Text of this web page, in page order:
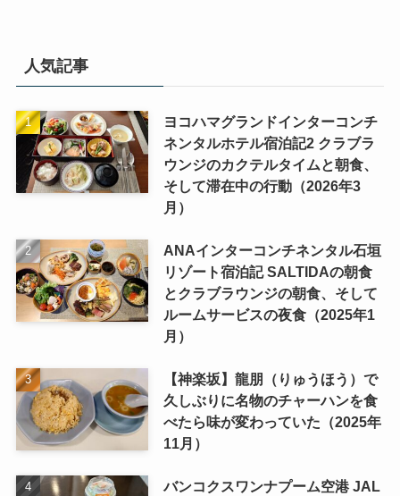
人気記事
ヨコハマグランドインターコンチ
ネンタルホテル宿泊記2 クラブラ
ウンジのカクテルタイムと朝食、
そして滞在中の行動（2026年3
月）
ANAインターコンチネンタル石垣
リゾート宿泊記 SALTIDAの朝食
とクラブラウンジの朝食、そして
ルームサービスの夜食（2025年1
月）
【神楽坂】龍朋（りゅうほう）で
久しぶりに名物のチャーハンを食
べたら味が変わっていた（2025年
11月）
バンコクスワンナプーム空港 JAL